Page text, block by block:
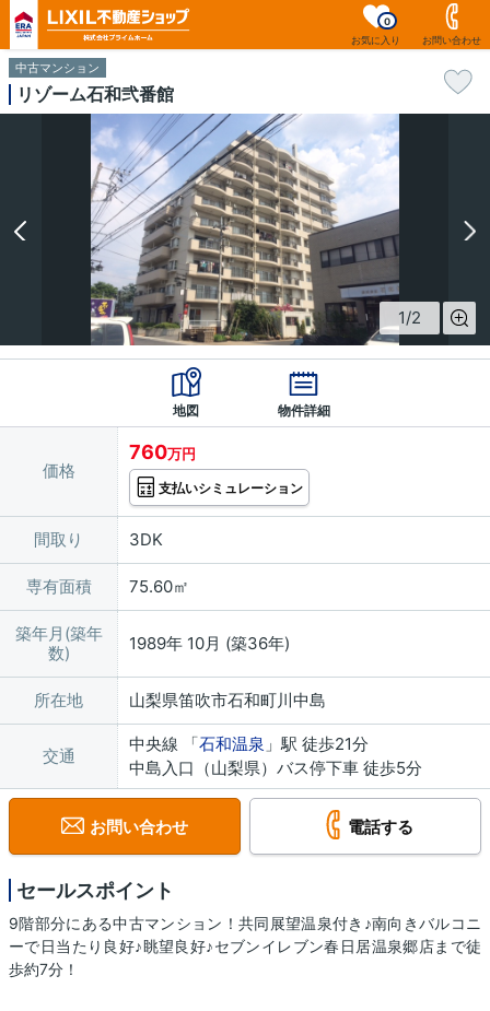
お気に入り
0
お問い合わせ
中古マンション
リゾーム石和弐番館
1/2
地図 物件詳細
価格
760万円
支払いシミュレーション
間取り 3DK
専有面積 75.60㎡
築年月(築年
数)
1989年 10月 (築36年)
所在地 山梨県笛吹市石和町川中島
交通
中央線 「石和温泉 」駅 徒歩21分
中島入口（山梨県）バス停下車 徒歩5分
お問い合わせ 電話する
セールスポイント
9階部分にある中古マンション！共同展望温泉付き♪南向きバルコニ
ーで日当たり良好♪眺望良好♪セブンイレブン春日居温泉郷店まで徒
歩約7分！